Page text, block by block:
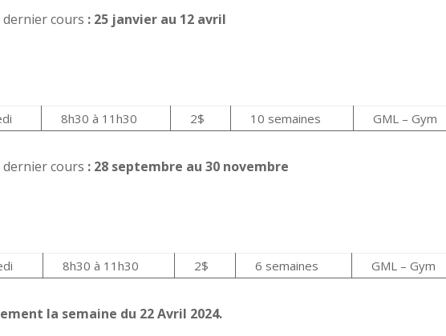
cours : 25 janvier au 12 avril
8h30 à 11h30 2$ 10 semaines GML – Gym
cours : 28 septembre au 30 novembre
8h30 à 11h30 2$ 6 semaines GML – Gym
la semaine du 22 Avril 2024.